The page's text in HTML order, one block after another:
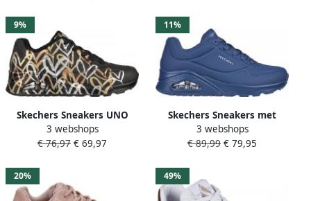
9%
Skechers Sneakers UNO
METALLIC LOVE
Vrijetijdsschoen lage
trendy metallic-print
3 webshops
€ 76,97 € 69,97
11%
Skechers Sneakers met
sleehak Uno Stand on Air
Vrijetijdsschoen lage
3 webshops
€ 89,99 € 79,95
20% 49%